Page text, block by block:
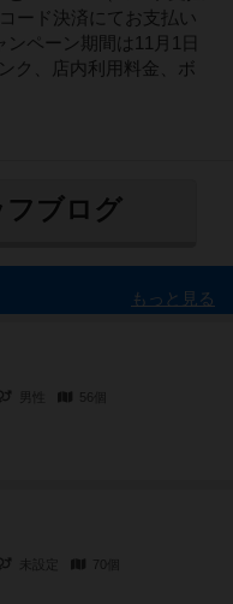
ード決済にてお支払い
ペーン期間は11月1日
ク、店内利用料金、ボ
フブログ
もっと見る
56個
未設定